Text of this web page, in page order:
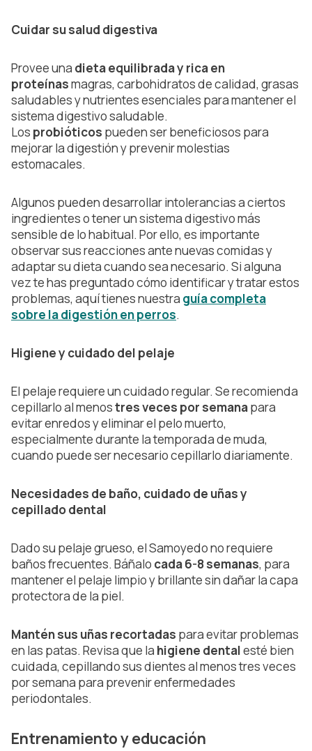
Cuidar su salud digestiva
Provee una dieta equilibrada y rica en
proteínasmagras, carbohidratos de calidad, grasas
saludables y nutrientes esenciales para mantener el
sistema digestivo saludable.
Los probióticos pueden ser beneficiosos para
mejorar la digestión y prevenir molestias
estomacales.
Algunos pueden desarrollar intolerancias a ciertos
ingredientes o tener un sistema digestivo más
sensible de lo habitual. Por ello, es importante
observar sus reacciones ante nuevas comidas y
adaptar su dieta cuando sea necesario. Si alguna
vez te has preguntado cómo identificar y tratar estos
problemas, aquí tienes nuestra guía completa
sobre la digestión en perros.
Higiene y cuidado del pelaje
El pelaje requiere un cuidado regular. Se recomienda
cepillarlo al menostres veces por semanapara
evitar enredos y eliminar el pelo muerto,
especialmente durante la temporada de muda,
cuando puede ser necesario cepillarlo diariamente.
Necesidades de baño, cuidado de uñas y
cepillado dental
Dado su pelaje grueso, el Samoyedo no requiere
baños frecuentes. Báñalo cada 6-8 semanas, para
mantener el pelaje limpio y brillante sin dañar la capa
protectora de la piel.
Mantén sus uñas recortadas para evitar problemas
en las patas. Revisa que la higiene dentalesté bien
cuidada, cepillando sus dientes al menos tres veces
por semana para prevenir enfermedades
periodontales.
Entrenamiento y educación